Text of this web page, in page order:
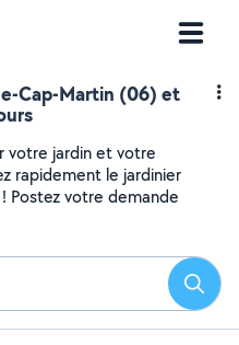
Cap-Martin (06) et
votre jardin et votre
rapidement le jardinier
Postez votre demande